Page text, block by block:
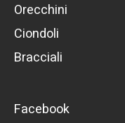
Orecchini
Ciondoli
Bracciali
Facebook